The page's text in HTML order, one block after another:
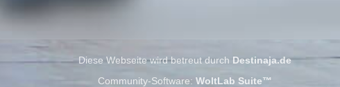
Diese Webseite wird betreut durch Destinaja.de
Community-Software: WoltLab Suite™